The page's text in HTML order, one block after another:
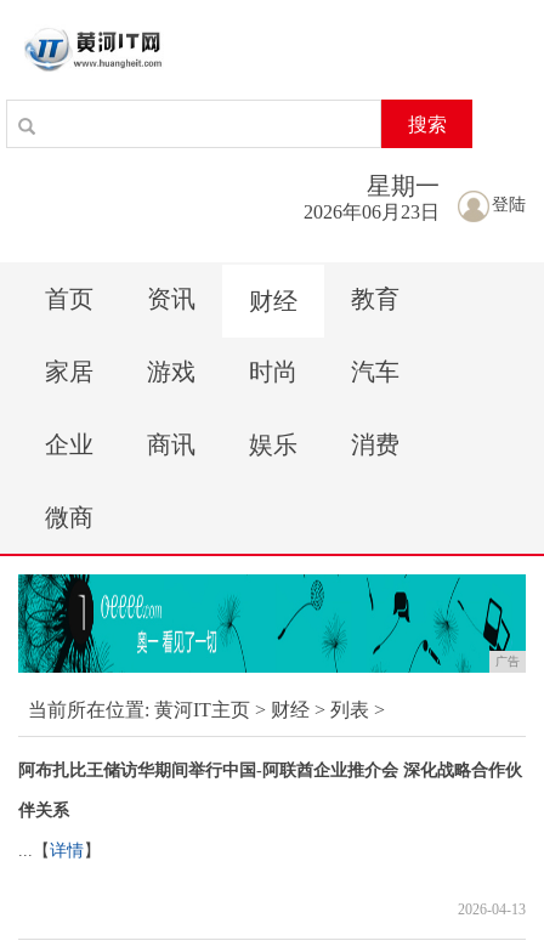
搜索
登陆
星期一
2026年06月23日
首页 资讯 财经 教育
家居 游戏 时尚 汽车
企业 商讯 娱乐 消费
微商
广告
当前所在位置: 黄河IT主页 > 财经 > 列表 >
阿布扎比王储访华期间举行中国-阿联酋企业推介会 深化战略合作伙
伴关系
...【详情】
2026-04-13